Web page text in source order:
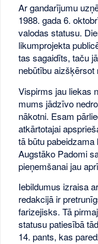
Ar gandarījumu
1988. gada 6.
valodas statusu.
likumprojekta
tas sagaidīts, taču
nebūtību aizšķērsot
Vispirms jau liekas
mums jādzīvo
nākotni. Esam
atkārtotajai
tā būtu
Augstāko Padomi
pieņemšanai jau
Iebildumus izraisa
redakcijā ir
farizejisks. Tā
statusu patiesībā
14. pants, kas